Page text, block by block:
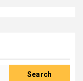
Search